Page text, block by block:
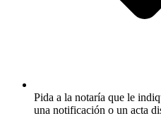
Pida a la notaría que le
una notificación o un acta